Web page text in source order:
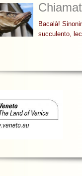
Bacalà!
succulento,